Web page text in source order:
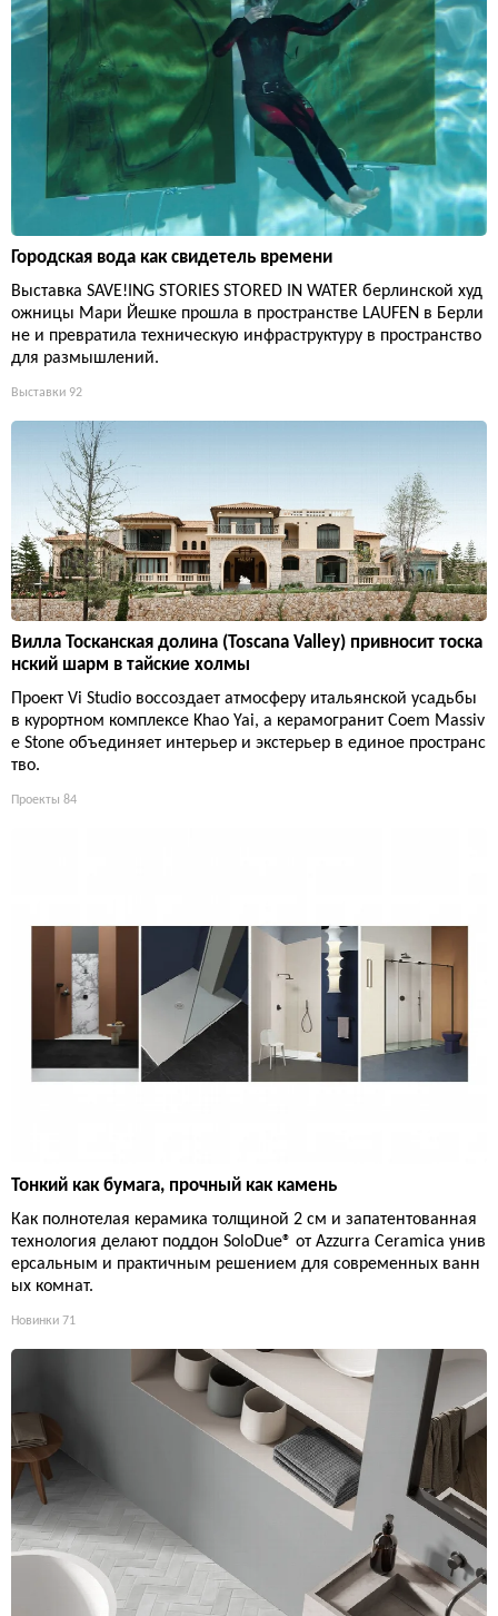
Городская вода как свидетель времени
Выставка SAVE!ING STORIES STORED IN WATER берлинской худ
ожницы Мари Йешке прошла в пространстве LAUFEN в Берли
не и превратила техническую инфраструктуру в пространство
для размышлений.
Выставки 92
Вилла Тосканская долина (Toscana Valley) привносит тоска
нский шарм в тайские холмы
Проект Vi Studio воссоздает атмосферу итальянской усадьбы
в курортном комплексе Khao Yai, а керамогранит Coem Massiv
e Stone объединяет интерьер и экстерьер в единое пространс
тво.
Проекты 84
Тонкий как бумага, прочный как камень
Как полнотелая керамика толщиной 2 см и запатентованная
технология делают поддон SoloDue® от Azzurra Ceramica унив
ерсальным и практичным решением для современных ванн
ых комнат.
Новинки 71